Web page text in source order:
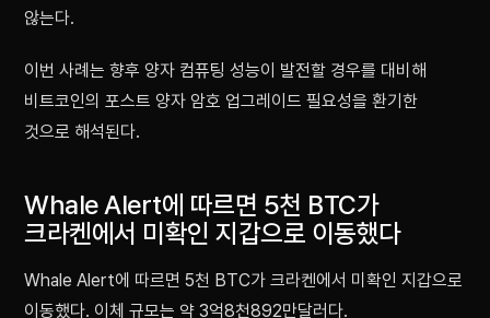
않는다.
이번 사례는 향후 양자 컴퓨팅 성능이 발전할 경우를 대비해
비트코인의 포스트 양자 암호 업그레이드 필요성을 환기한
것으로 해석된다.
Whale Alert에 따르면 5천 BTC가
크라켄에서 미확인 지갑으로 이동했다
Whale Alert에 따르면 5천 BTC가 크라켄에서 미확인 지갑으로
이동했다. 이체 규모는 약 3억8천892만달러다.